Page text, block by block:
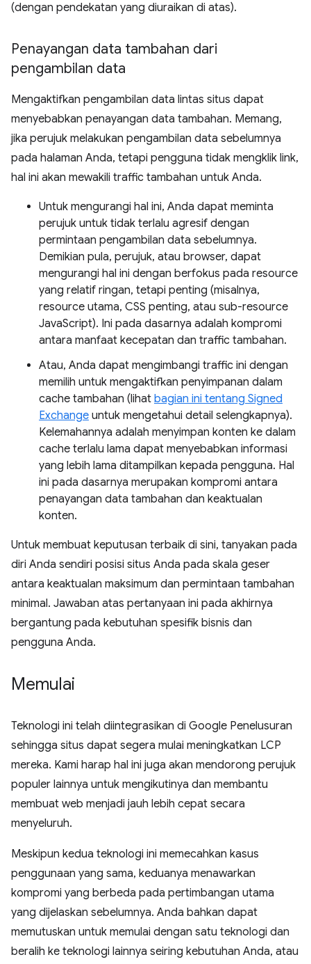
(dengan pendekatan yang diuraikan di atas).
Penayangan data tambahan dari
pengambilan data
Mengaktifkan pengambilan data lintas situs dapat
menyebabkan penayangan data tambahan. Memang,
jika perujuk melakukan pengambilan data sebelumnya
pada halaman Anda, tetapi pengguna tidak mengklik link,
hal ini akan mewakili traffic tambahan untuk Anda.
Untuk mengurangi hal ini, Anda dapat meminta
perujuk untuk tidak terlalu agresif dengan
permintaan pengambilan data sebelumnya.
Demikian pula, perujuk, atau browser, dapat
mengurangi hal ini dengan berfokus pada resource
yang relatif ringan, tetapi penting (misalnya,
resource utama, CSS penting, atau sub-resource
JavaScript). Ini pada dasarnya adalah kompromi
antara manfaat kecepatan dan traffic tambahan.
Atau, Anda dapat mengimbangi traffic ini dengan
memilih untuk mengaktifkan penyimpanan dalam
cache tambahan (lihat bagian ini tentang Signed
Exchange untuk mengetahui detail selengkapnya).
Kelemahannya adalah menyimpan konten ke dalam
cache terlalu lama dapat menyebabkan informasi
yang lebih lama ditampilkan kepada pengguna. Hal
ini pada dasarnya merupakan kompromi antara
penayangan data tambahan dan keaktualan
konten.
Untuk membuat keputusan terbaik di sini, tanyakan pada
diri Anda sendiri posisi situs Anda pada skala geser
antara keaktualan maksimum dan permintaan tambahan
minimal. Jawaban atas pertanyaan ini pada akhirnya
bergantung pada kebutuhan spesifik bisnis dan
pengguna Anda.
Memulai
Teknologi ini telah diintegrasikan di Google Penelusuran
sehingga situs dapat segera mulai meningkatkan LCP
mereka. Kami harap hal ini juga akan mendorong perujuk
populer lainnya untuk mengikutinya dan membantu
membuat web menjadi jauh lebih cepat secara
menyeluruh.
Meskipun kedua teknologi ini memecahkan kasus
penggunaan yang sama, keduanya menawarkan
kompromi yang berbeda pada pertimbangan utama
yang dijelaskan sebelumnya. Anda bahkan dapat
memutuskan untuk memulai dengan satu teknologi dan
beralih ke teknologi lainnya seiring kebutuhan Anda, atau